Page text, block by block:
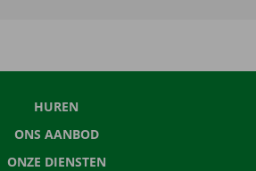
HUREN
ONS AANBOD
ONZE DIENSTEN